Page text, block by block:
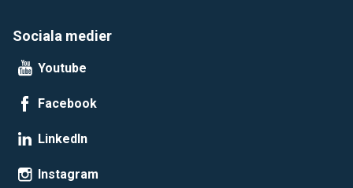
Sociala medier
Youtube
Facebook
LinkedIn
Instagram